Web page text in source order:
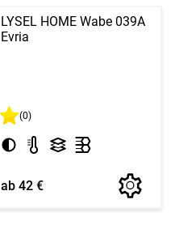
LYSEL HOME Wabe 039A
Evria
(0)
ab 42 €